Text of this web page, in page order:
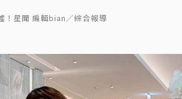
！星聞 編輯bian／綜合報導